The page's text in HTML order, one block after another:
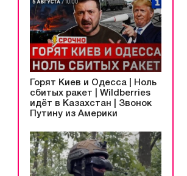
Горят Киев и Одесса | Ноль
сбитых ракет | Wildberries
идёт в Казахстан | Звонок
Путину из Америки